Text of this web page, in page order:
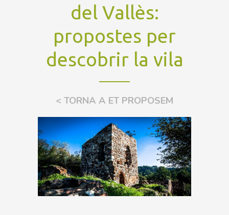
del Vallès:
propostes per
descobrir la vila
< TORNA A ET PROPOSEM